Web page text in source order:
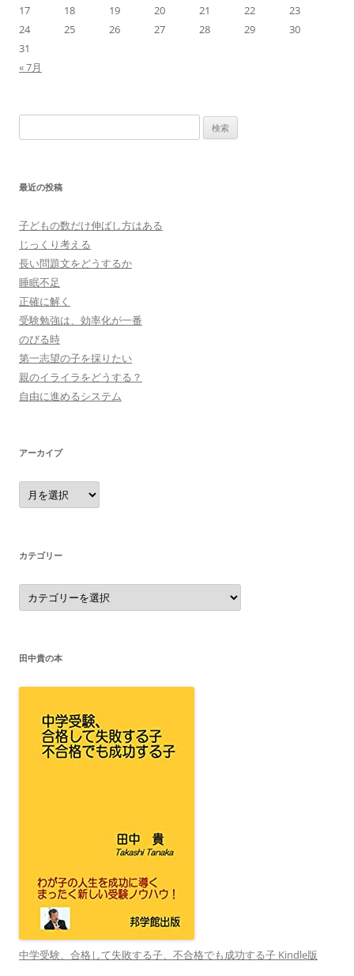
17
18 19 20 21 22
23
24
25 26 27 28 29
30
31
« 7月
索:
最近の投稿
子どもの数だけ伸ばし方はある
じっくり考える
長い問題文をどうするか
睡眠不足
正確に解く
受験勉強は、効率化が一番
のびる時
第一志望の子を採りたい
親のイライラをどうする？
自由に進めるシステム
アーカイブ
ア
ー
カ
カテゴリー
カ
テ
ゴ
田中貴の本
中学受験、合格して失敗する子、不合格でも成功する子 Kindle版